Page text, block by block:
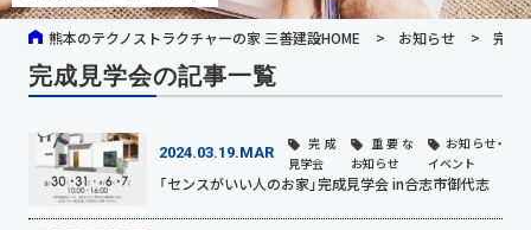
熊本のテクノストラクチャーの家 三善建設HOME お知らせ 完成
完成見学会の記事一覧
2024.03.19.MAR
完成
見学会
重要な
お知らせ
お知らせ・
イベント
「センスがいい人のお家」完成見学会 in合志市御代志